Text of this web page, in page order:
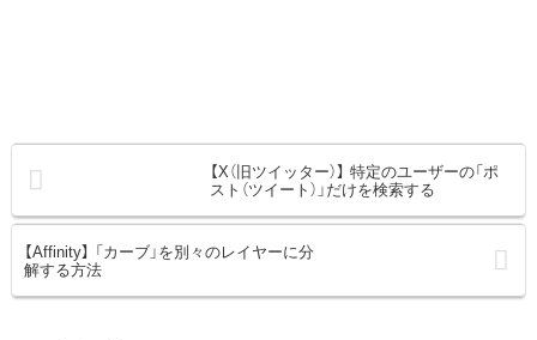
【X（旧ツイッター）】 特定のユーザーの「ポ
スト（ツイート）」だけを検索する
【Affinity】 「カーブ」を別々のレイヤーに分
解する方法